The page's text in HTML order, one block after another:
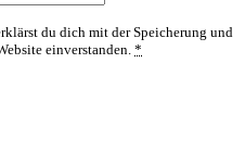
du dich mit der Speicherung und
einverstanden. *